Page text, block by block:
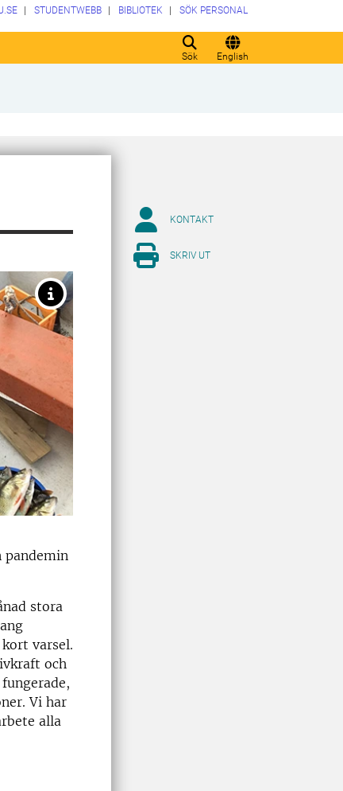
Sök English
STUDENTWEBB BIBLIOTEK SÖK PERSONAL
pandemin
stora
varsel.
och
Vi har
alla
KONTAKT
SKRIV UT